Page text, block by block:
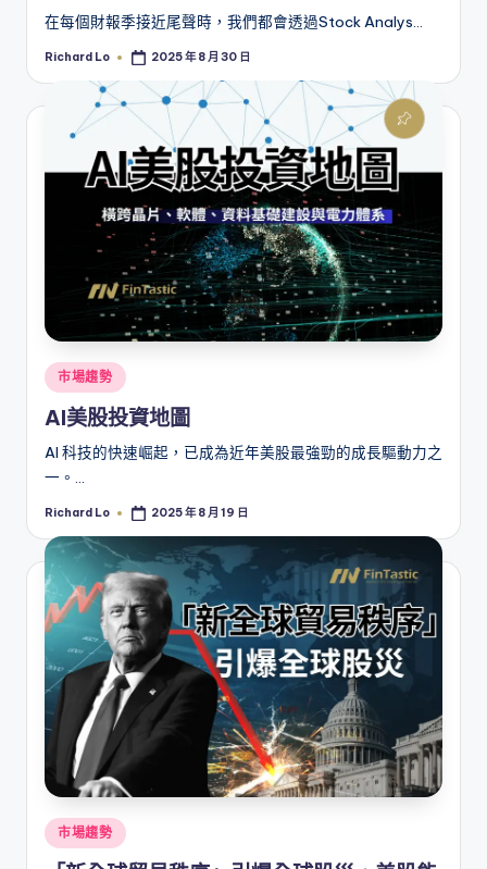
在每個財報季接近尾聲時，我們都會透過Stock Analys…
Posted
Richard Lo 2025 年 8 月 30 日
Posted
in
市場趨勢
AI美股投資地圖
AI 科技的快速崛起，已成為近年美股最強勁的成長驅動力之
一。…
Posted
Richard Lo 2025 年 8 月 19 日
Posted
in
市場趨勢